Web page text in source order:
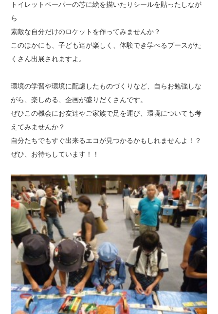
トイレットペーパーの芯に絵を描いたりシールを貼ったしなが
ら
素敵な自分だけのロケットを作ってみませんか？
このほかにも、子ども達が楽しく、体験でき学べるブースがた
くさん出展されますよ。
環境の学習や環境に配慮したものづくりなど、自らお勉強しな
がら、楽しめる、企画が盛りだくさんです。
ぜひこの機会にお友達やご家族で足を運び、環境についても考
えてみませんか？
自分たちでもすぐ出来るエコが見つかるかもしれませんよ！？
ぜひ、お待ちしています！！